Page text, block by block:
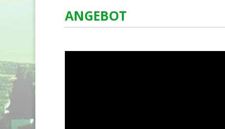
ANGEBOT